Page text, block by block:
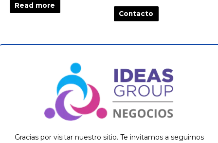
Read more
Contacto
Gracias por visitar nuestro sitio. Te invitamos a seguirnos